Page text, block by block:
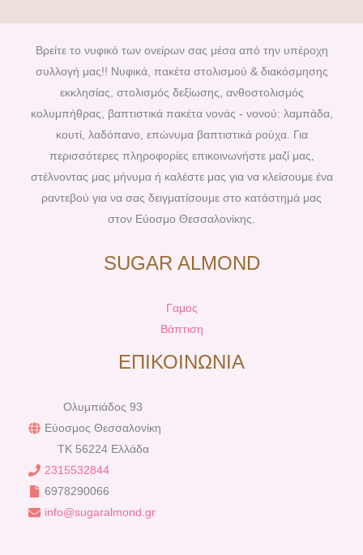
e
b
o
o
k
t
e
r
e
s
t
t
a
g
r
a
m
t
u
b
Βρείτε το νυφικό των ονείρων σας μέσα από την υπέροχη
συλλογή μας!! Νυφικά, πακέτα στολισμού & διακόσμησης
εκκλησίας, στολισμός δεξίωσης, ανθοστολισμός
κολυμπήθρας, βαπτιστικά πακέτα νονάς - νονού: λαμπάδα,
κουτί, λαδόπανο, επώνυμα βαπτιστικά ρούχα. Για
περισσότερες πληροφορίες επικοινωνήστε μαζί μας,
στέλνοντας μας μήνυμα ή καλέστε μας για να κλείσουμε ένα
ραντεβού για να σας δειγματίσουμε στο κατάστημά μας
στον Εύοσμο Θεσσαλονίκης.
SUGAR ALMOND
Γαμος
Βάπτιση
ΕΠΙΚΟΙΝΩΝΙΑ
Ολυμπιάδος 93
Εύοσμος Θεσσαλονίκη
TK 56224 Ελλάδα
2315532844
6978290066
info@sugaralmond.gr